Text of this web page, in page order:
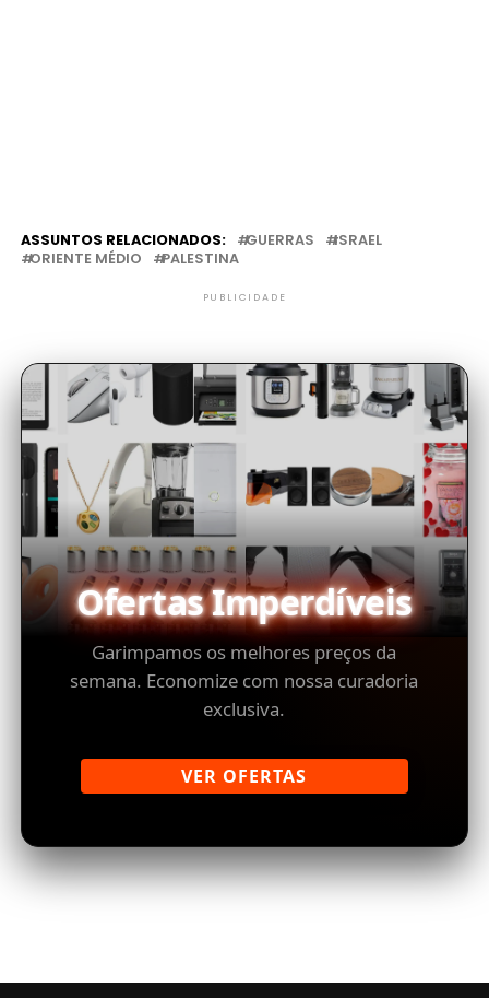
ASSUNTOS RELACIONADOS: GUERRAS
ISRAEL
ORIENTE MÉDIO
PALESTINA
PUBLICIDADE
Ofertas Imperdíveis
Garimpamos os melhores preços da
semana. Economize com nossa curadoria
exclusiva.
VER OFERTAS